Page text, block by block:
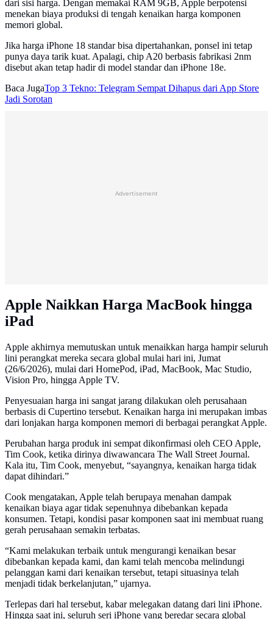
dari sisi harga. Dengan memakai RAM 9GB, Apple berpotensi
menekan biaya produksi di tengah kenaikan harga komponen
memori global.
Jika harga iPhone 18 standar bisa dipertahankan, ponsel ini tetap
punya daya tarik kuat. Apalagi, chip A20 berbasis fabrikasi 2nm
disebut akan tetap hadir di model standar dan iPhone 18e.
Baca JugaTop 3 Tekno: Telegram Sempat Dihapus dari App Store
Jadi Sorotan
Advertisement
Apple Naikkan Harga MacBook hingga
iPad
Apple akhirnya memutuskan untuk menaikkan harga hampir seluruh
lini perangkat mereka secara global mulai hari ini, Jumat
(26/6/2026), mulai dari HomePod, iPad, MacBook, Mac Studio,
Vision Pro, hingga Apple TV.
Penyesuaian harga ini sangat jarang dilakukan oleh perusahaan
berbasis di Cupertino tersebut. Kenaikan harga ini merupakan imbas
dari lonjakan harga komponen memori di berbagai perangkat Apple.
Perubahan harga produk ini sempat dikonfirmasi oleh CEO Apple,
Tim Cook, ketika dirinya diwawancara The Wall Street Journal.
Kala itu, Tim Cook, menyebut, “sayangnya, kenaikan harga tidak
dapat dihindari.”
Cook mengatakan, Apple telah berupaya menahan dampak
kenaikan biaya agar tidak sepenuhnya dibebankan kepada
konsumen. Tetapi, kondisi pasar komponen saat ini membuat ruang
gerah perusahaan semakin terbatas.
“Kami melakukan terbaik untuk mengurangi kenaikan besar
dibebankan kepada kami, dan kami telah mencoba melindungi
pelanggan kami dari kenaikan tersebut, tetapi situasinya telah
menjadi tidak berkelanjutan,” ujarnya.
Terlepas dari hal tersebut, kabar melegakan datang dari lini iPhone.
Hingga saat ini, seluruh seri iPhone yang beredar secara global